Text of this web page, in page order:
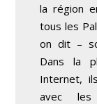
la région
tous les
on dit –
Dans la
Internet,
avec